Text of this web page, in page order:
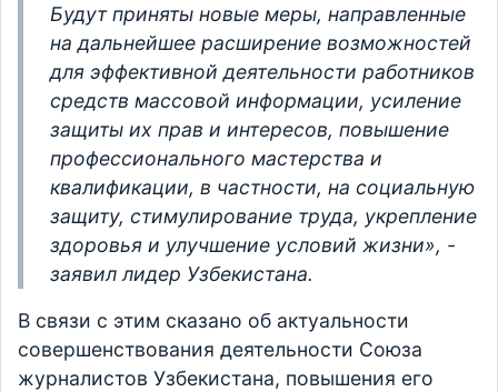
Будут приняты новые меры, направленные
на дальнейшее расширение возможностей
для эффективной деятельности работников
средств массовой информации, усиление
защиты их прав и интересов, повышение
профессионального мастерства и
квалификации, в частности, на социальную
защиту, стимулирование труда, укрепление
здоровья и улучшение условий жизни», -
заявил лидер Узбекистана.
В связи с этим сказано об актуальности
совершенствования деятельности Союза
журналистов Узбекистана, повышения его